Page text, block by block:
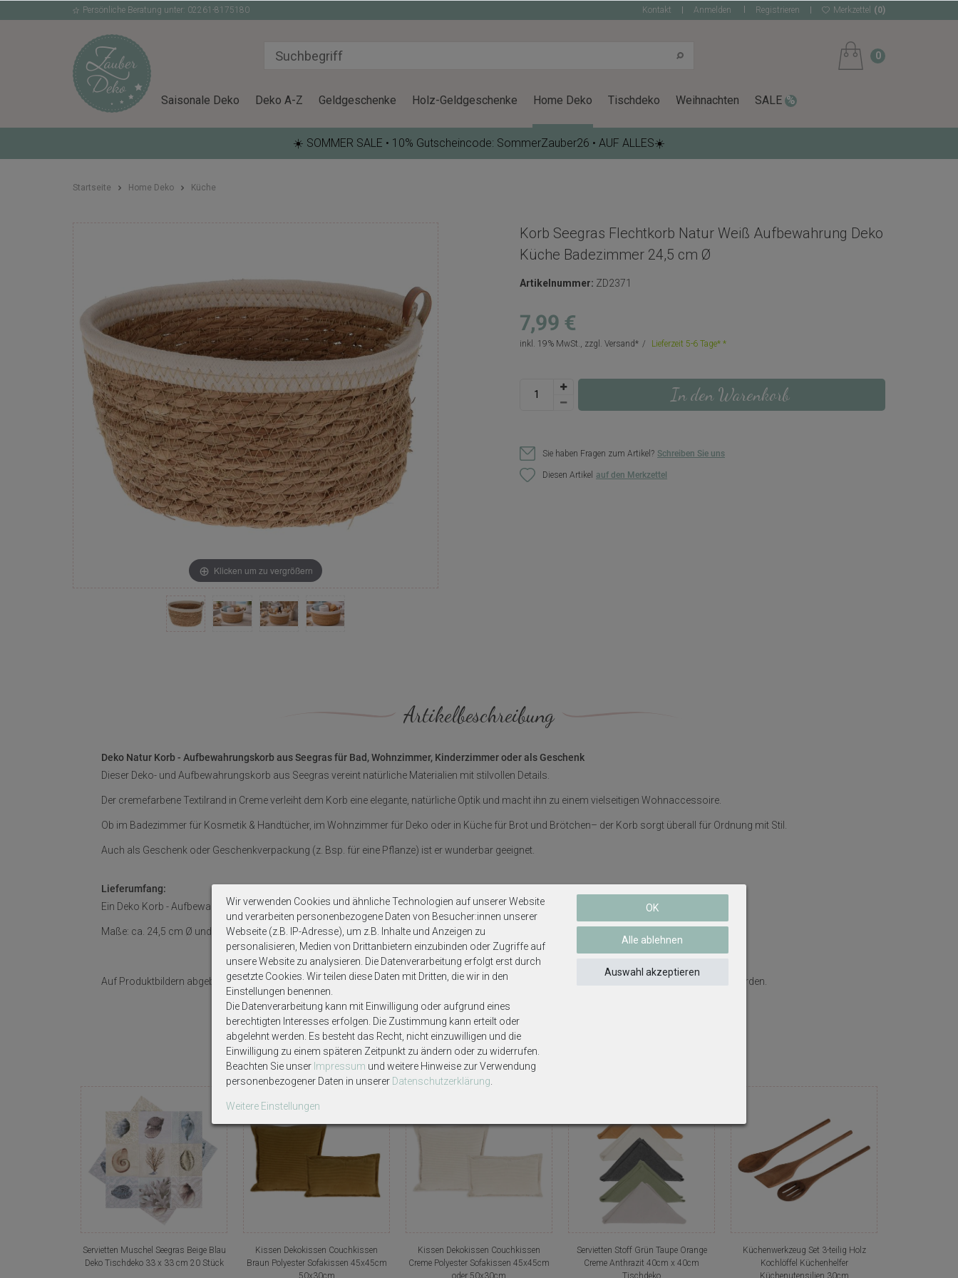
Persönliche Beratung unter: 02261-8175180 Kontakt Anmelden Registrieren Merkzettel (0)
0
Saisonale Deko Deko A-Z Geldgeschenke Holz-Geldgeschenke Home Deko Tischdeko Weihnachten SALE
☀️ SOMMER SALE • 10% Gutscheincode: SommerZauber26 • AUF ALLES☀️
Startseite Home Deko Küche
Klicken um zu vergrößern
Korb Seegras Flechtkorb Natur Weiß Aufbewahrung Deko
Küche Badezimmer 24,5 cm Ø
Artikelnummer: ZD2371
7,99 €
inkl. 19% MwSt., zzgl. Versand Lieferzeit 5-6 Tage*
In den Warenkorb
Sie haben Fragen zum Artikel? Schreiben Sie uns
Diesen Artikel
Artikelbeschreibung
Deko Natur Korb - Aufbewahrungskorb aus Seegras für Bad, Wohnzimmer, Kinderzimmer oder als Geschenk
Dieser Deko- und Aufbewahrungskorb aus Seegras vereint natürliche Materialien mit stilvollen Details.
Der cremefarbene Textilrand in Creme verleiht dem Korb eine elegante, natürliche Optik und macht ihn zu einem vielseitigen Wohnaccessoire.
Ob im Badezimmer für Kosmetik & Handtücher, im Wohnzimmer für Deko oder in Küche für Brot und Brötchen– der Korb sorgt überall für Ordnung mit Stil.
Auch als Geschenk oder Geschenkverpackung (z. Bsp. für eine Pflanze) ist er wunderbar geeignet.
Lieferumfang:
Ein Deko Korb - Aufbewahrungskorb aus Seegras mit Textilrand in Creme
Maße: ca. 24,5 cm Ø und ca. 14 cm H
Auf Produktbildern abgebildetes Zubehör sowie Dekoartikel gehören nicht zum Lieferumfang, sofern diese nicht ausdrücklich eingeschlossen werden.
Weitere interessante Artikel
Servietten Muschel Seegras Beige Blau
Deko Tischdeko 33 x 33 cm 20 Stück
Kissen Dekokissen Couchkissen
Braun Polyester Sofakissen 45x45cm
Kissen Dekokissen Couchkissen
Creme Polyester Sofakissen 45x45cm
Servietten Stoff Grün Taupe Orange
Creme Anthrazit 40cm x 40cm
Küchenwerkzeug Set 3-teilig Holz
Kochlöffel Küchenhelfer
Wir verwenden Cookies und ähnliche Technologien auf unserer Website
und verarbeiten personenbezogene Daten von Besucher:innen unserer
Webseite (z.B. IP-Adresse), um z.B. Inhalte und Anzeigen zu
personalisieren, Medien von Drittanbietern einzubinden oder Zugriffe auf
unsere Website zu analysieren. Die Datenverarbeitung erfolgt erst durch
gesetzte Cookies. Wir teilen diese Daten mit Dritten, die wir in den
Einstellungen benennen.
Die Datenverarbeitung kann mit Einwilligung oder aufgrund eines
berechtigten Interesses erfolgen. Die Zustimmung kann erteilt oder
abgelehnt werden. Es besteht das Recht, nicht einzuwilligen und die
Einwilligung zu einem späteren Zeitpunkt zu ändern oder zu widerrufen.
Beachten Sie unser Impressum und weitere Hinweise zur Verwendung
personenbezogener Daten in unserer Daten­schutz­erklärung
Weitere Einstellungen
OK
Alle ablehnen
Auswahl akzeptieren